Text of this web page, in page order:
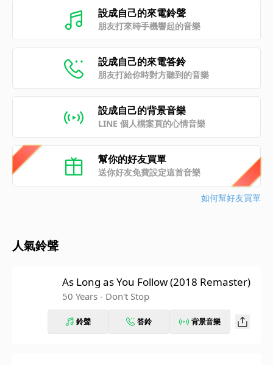
設成自己的來電鈴聲
朋友打來時手機響起的音樂
設成自己的來電答鈴
朋友打給你時對方聽到的音樂
設成自己的背景音樂
LINE 個人檔案頁的心情音樂
幫你的好友買單
送你好友免費設定這首音樂
如何幫好友買單
人氣鈴聲
As Long as You Follow (2018 Remaster)
50 Years - Don't Stop
鈴聲 答鈴 背景音樂